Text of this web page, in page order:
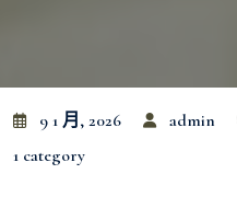
9 1 月, 2026 admin
1 category